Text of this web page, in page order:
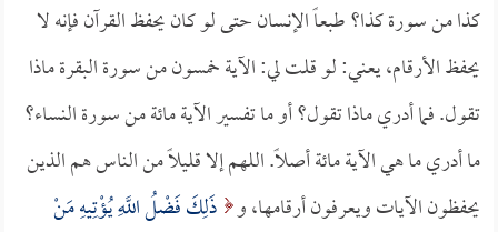
كذا من سورة كذا؟ طبعاً الإنسان حتى لو كان يحفظ القرآن فإنه لا
يحفظ الأرقام، يعني: لو قلت لي: الآية خمسون من سورة البقرة ماذا
تقول. فما أدري ماذا تقول؟ أو ما تفسير الآية مائة من سورة النساء؟
ما أدري ما هي الآية مائة أصلاً. اللهم إلا قليلاً من الناس هم الذين
يحفظون الآيات ويعرفون أرقامها، و ذَلِكَ فَضْلُ اللَّهِ يُؤْتِيهِ مَنْ